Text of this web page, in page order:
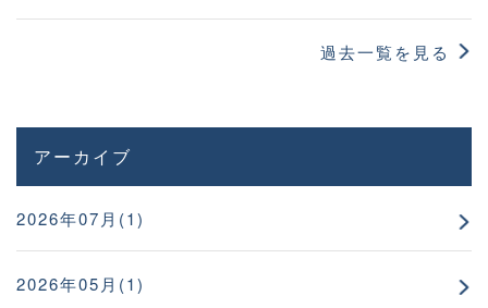
過去一覧を見る
アーカイブ
2026年07月(1)
2026年05月(1)